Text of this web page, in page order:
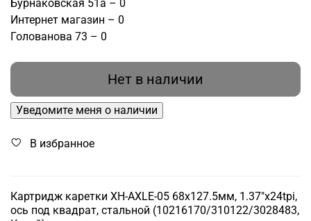
Бурнаковская 51а – 0
Интернет магазин – 0
Голованова 73 – 0
Нет в наличии
Уведомите меня о наличии
В избранное
Картридж каретки XH-AXLE-05 68x127.5мм, 1.37"x24tpi,
ось под квадрат, стальной (10216170/310122/3028483,